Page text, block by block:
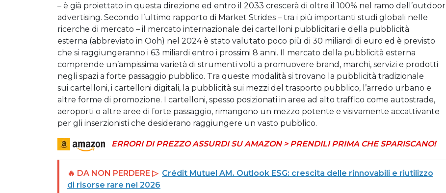
– è già proiettato in questa direzione ed entro il 2033 crescerà di oltre il 100% nel ramo dell’outdoor
advertising. Secondo l’ultimo rapporto di Market Strides – tra i più importanti studi globali nelle
ricerche di mercato – il mercato internazionale dei cartelloni pubblicitari e della pubblicità
esterna (abbreviato in Ooh) nel 2024 è stato valutato poco più di 30 miliardi di euro ed è previsto
che si raggiungeranno i 63 miliardi entro i prossimi 8 anni. Il mercato della pubblicità esterna
comprende un’ampissima varietà di strumenti volti a promuovere brand, marchi, servizi e prodotti
negli spazi a forte passaggio pubblico. Tra queste modalità si trovano la pubblicità tradizionale
sui cartelloni, i cartelloni digitali, la pubblicità sui mezzi del trasporto pubblico, l’arredo urbano e
altre forme di promozione. I cartelloni, spesso posizionati in aree ad alto traffico come autostrade,
aeroporti o altre aree di forte passaggio, rimangono un mezzo potente e visivamente accattivante
per gli inserzionisti che desiderano raggiungere un vasto pubblico.
ERRORI DI PREZZO ASSURDI SU AMAZON > PRENDILI PRIMA CHE SPARISCANO!
🔥 DA NON PERDERE ▷ Crédit Mutuel AM. Outlook ESG: crescita delle rinnovabili e riutilizzo
di risorse rare nel 2026